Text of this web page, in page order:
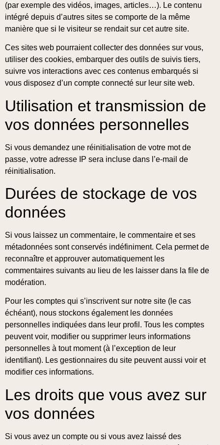
(par exemple des vidéos, images, articles…). Le contenu
intégré depuis d’autres sites se comporte de la même
manière que si le visiteur se rendait sur cet autre site.
Ces sites web pourraient collecter des données sur vous,
utiliser des cookies, embarquer des outils de suivis tiers,
suivre vos interactions avec ces contenus embarqués si
vous disposez d’un compte connecté sur leur site web.
Utilisation et transmission de
vos données personnelles
Si vous demandez une réinitialisation de votre mot de
passe, votre adresse IP sera incluse dans l’e-mail de
réinitialisation.
Durées de stockage de vos
données
Si vous laissez un commentaire, le commentaire et ses
métadonnées sont conservés indéfiniment. Cela permet de
reconnaître et approuver automatiquement les
commentaires suivants au lieu de les laisser dans la file de
modération.
Pour les comptes qui s’inscrivent sur notre site (le cas
échéant), nous stockons également les données
personnelles indiquées dans leur profil. Tous les comptes
peuvent voir, modifier ou supprimer leurs informations
personnelles à tout moment (à l’exception de leur
identifiant). Les gestionnaires du site peuvent aussi voir et
modifier ces informations.
Les droits que vous avez sur
vos données
Si vous avez un compte ou si vous avez laissé des